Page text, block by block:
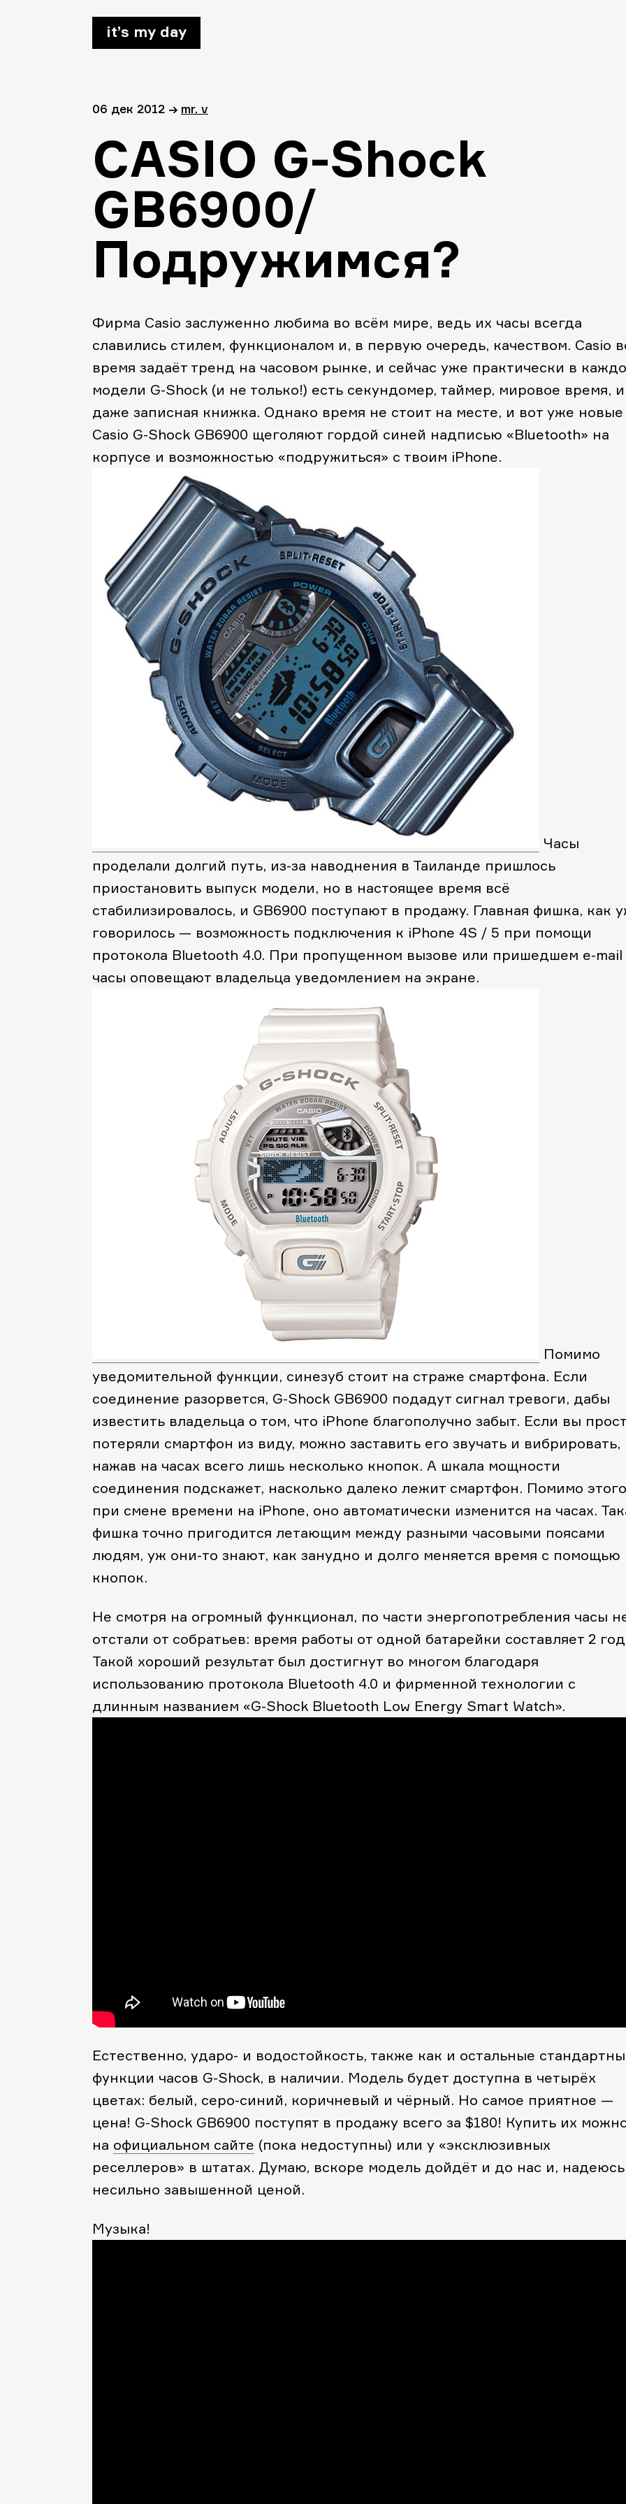
it’s my day
06 дек 2012 → mr. v
CASIO G-Shock
GB6900/
Подружимся?
Фирма Casio заслуженно любима во всём мире, ведь их часы всегда
славились стилем, функционалом и, в первую очередь, качеством. Casio
время задаёт тренд на часовом рынке, и сейчас уже практически в
модели G-Shock (и не только!) есть секундомер, таймер, мировое время, и
даже записная книжка. Однако время не стоит на месте, и вот уже новые
Casio G-Shock GB6900 щеголяют гордой синей надписью «Bluetooth» на
корпусе и возможностью «подружиться» с твоим iPhone.
Часы
проделали долгий путь, из-за наводнения в Таиланде пришлось
приостановить выпуск модели, но в настоящее время всё
стабилизировалось, и GB6900 поступают в продажу. Главная фишка, как
говорилось — возможность подключения к iPhone 4S / 5 при помощи
протокола Bluetooth 4.0. При пропущенном вызове или пришедшем e-mail
часы оповещают владельца уведомлением на экране.
Помимо
уведомительной функции, синезуб стоит на страже смартфона. Если
соединение разорвется, G-Shock GB6900 подадут сигнал тревоги, дабы
известить владельца о том, что iPhone благополучно забыт. Если вы
потеряли смартфон из виду, можно заставить его звучать и вибрировать,
нажав на часах всего лишь несколько кнопок. А шкала мощности
соединения подскажет, насколько далеко лежит смартфон. Помимо
при смене времени на iPhone, оно автоматически изменится на часах.
фишка точно пригодится летающим между разными часовыми поясами
людям, уж они-то знают, как занудно и долго меняется время с помощью
кнопок.
Не смотря на огромный функционал, по части энергопотребления часы
отстали от собратьев: время работы от одной батарейки составляет 2
Такой хороший результат был достигнут во многом благодаря
использованию протокола Bluetooth 4.0 и фирменной технологии с
длинным названием «G-Shock Bluetooth Low Energy Smart Watch».
Естественно, ударо- и водостойкость, также как и остальные
функции часов G-Shock, в наличии. Модель будет доступна в четырёх
цветах: белый, серо-синий, коричневый и чёрный. Но самое приятное —
цена! G-Shock GB6900 поступят в продажу всего за $180! Купить их
на официальном сайте (пока недоступны) или у «эксклюзивных
реселлеров» в штатах. Думаю, вскоре модель дойдёт и до нас и,
несильно завышенной ценой.
Музыка!